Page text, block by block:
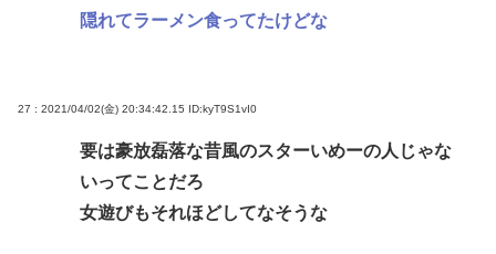
隠れてラーメン食ってたけどな
27 : 2021/04/02(金) 20:34:42.15 ID:kyT9S1vI0
要は豪放磊落な昔風のスターいめーの人じゃな
いってことだろ
女遊びもそれほどしてなそうな